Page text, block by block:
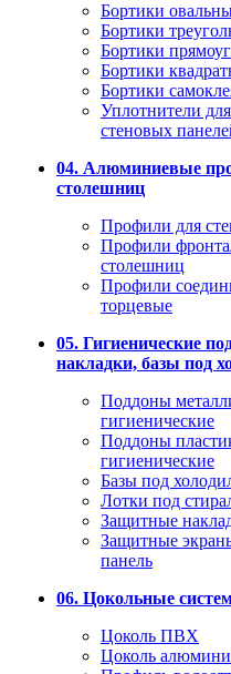
Бортики
Бортики
Бортики
Бортики
Бортики
Уплотнители
стеновых
04. Алюминиевые
столешниц
Профили для
Профили
столешниц
Профили
торцевые
05. Гигиенические
накладки, базы под
Поддоны
гигиенические
Поддоны
гигиенические
Базы под
Лотки под
Защитные
Защитные
панель
06. Цокольные
Цоколь ПВХ
Цоколь